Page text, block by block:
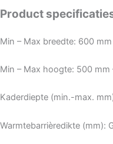
Product
Min – Max breedte: 600
Min – Max hoogte: 500 mm
Kaderdiepte (min.-max.
Warmtebarrièredikte (mm):